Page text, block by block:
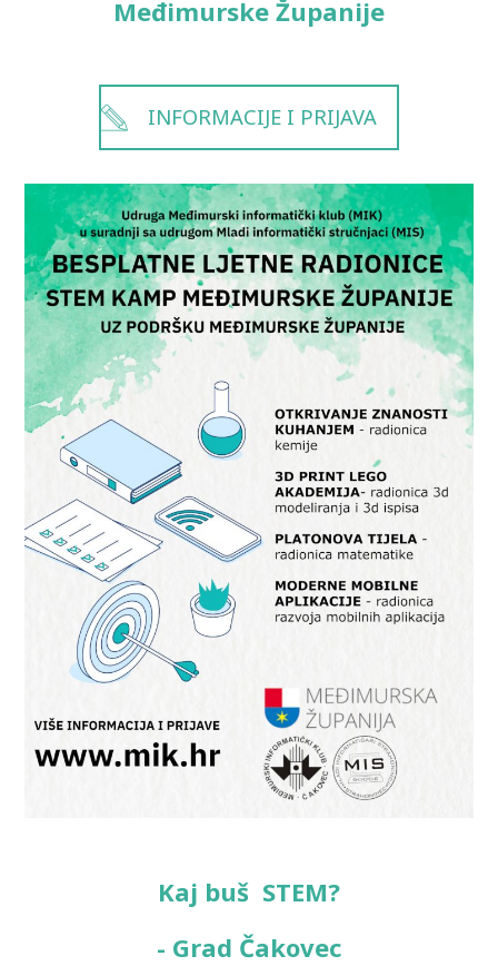
Međimurske Županije
INFORMACIJE I PRIJAVA
Kaj buš STEM?
- Grad Čakovec